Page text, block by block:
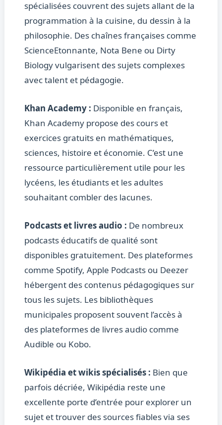
spécialisées couvrent des sujets allant de la
programmation à la cuisine, du dessin à la
philosophie. Des chaînes françaises comme
ScienceEtonnante, Nota Bene ou Dirty
Biology vulgarisent des sujets complexes
avec talent et pédagogie.
Khan Academy : Disponible en français,
Khan Academy propose des cours et
exercices gratuits en mathématiques,
sciences, histoire et économie. C’est une
ressource particulièrement utile pour les
lycéens, les étudiants et les adultes
souhaitant combler des lacunes.
Podcasts et livres audio : De nombreux
podcasts éducatifs de qualité sont
disponibles gratuitement. Des plateformes
comme Spotify, Apple Podcasts ou Deezer
hébergent des contenus pédagogiques sur
tous les sujets. Les bibliothèques
municipales proposent souvent l’accès à
des plateformes de livres audio comme
Audible ou Kobo.
Wikipédia et wikis spécialisés : Bien que
parfois décriée, Wikipédia reste une
excellente porte d’entrée pour explorer un
sujet et trouver des sources fiables via ses